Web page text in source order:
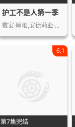
护工不是人第一季
戴安·摩根,安德莉亚·瓦尔斯,凯瑟琳·…
第7集完结
6.1